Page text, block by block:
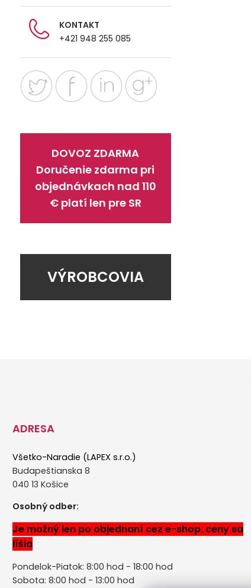
KONTAKT
+421 948 255 085
DOVOZ ZDARMA
Doručenie zdarma pri
objednávkach nad 110
€ platí len pre SR
VÝROBCOVIA
ADRESA
Všetko-Naradie (LAPEX s.r.o.)
Budapeštianska 8
040 13 Košice
Osobný odber:
Je možný len po objednaní cez e-shop, ceny sa
líšia
Pondelok-Piatok: 8:00 hod - 18:00 hod
Sobota: 8:00 hod - 13:00 hod